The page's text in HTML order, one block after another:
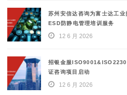
苏州安信达咨询为富士达工业
ESD防静电管理培训服务
12 6 月 2026
招银金服
证咨询项目启动
12 6 月 2026